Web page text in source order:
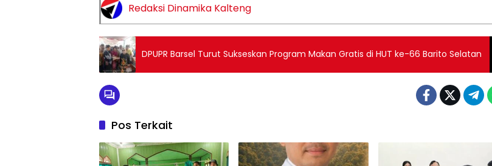
Redaksi Dinamika Kalteng
DPUPR Barsel Turut Sukseskan Program Makan Gratis di HUT ke-66 Barito Selatan
Pos Terkait